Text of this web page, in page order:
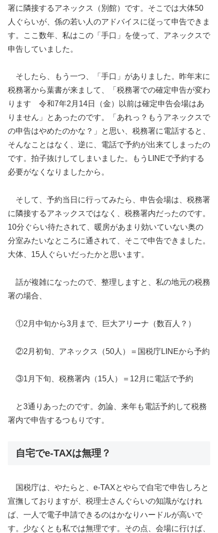
署に隣接するアネックス（別館）です。そこでは大体50
人ぐらいが、係の若い人のアドバイスに従って申告できま
す。ここ数年、私はこの「手口」を使って、アネックスで
申告していました。
そしたら、もう一つ、「手口」がありました。昨年末に
税務署から葉書が来まして、「税務署での確定申告が変わ
ります 令和7年2月14日（金）以前は確定申告会場はあ
りません」とあったのです。「あれっ？もうアネックスで
の申告はやめたのかな？」と思い、税務署に電話すると、
そんなことはなく、逆に、電話で予約が出来てしまったの
です。拍子抜けしてしまいました。もうLINEで予約する
必要がなくなりましたから。
そして、予約当日に行ってみたら、申告会場は、税務署
に隣接するアネックスではなく、税務署内だったのです。
10分ぐらい待たされて、暖房があまり効いていない奥の
分室みたいなところに通されて、そこで申告できました。
大体、15人ぐらいだったかと思います。
話が複雑になったので、整理しますと、私の地元の税務
署の場合、
①2月中旬から3月まで、巨大アリーナ（数百人？）
②2月初旬、アネックス（50人）＝国税庁LINEから予約
③1月下旬、税務署内（15人）＝12月に電話で予約
と3通りあったのです。勿論、来年も電話予約して税務
署内で申告するつもりです。
自宅でe-TAXは無理？
国税庁は、やたらと、e-TAXとやらで自宅で申告しろと
宣撫しておりますが、税理士さんぐらいの知識がなけれ
ば、一人で電子申請できるのはかなりハードルが高いで
す。少なくとも私では無理です。その点、会場に行けば、